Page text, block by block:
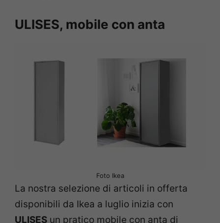
ULISES, mobile con anta
Foto Ikea
La nostra selezione di articoli in offerta
disponibili da Ikea a luglio inizia con
ULISES un pratico mobile con anta di